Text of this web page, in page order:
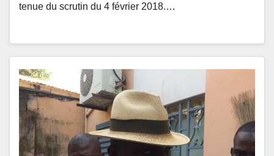
tenue du scrutin du 4 février 2018.…